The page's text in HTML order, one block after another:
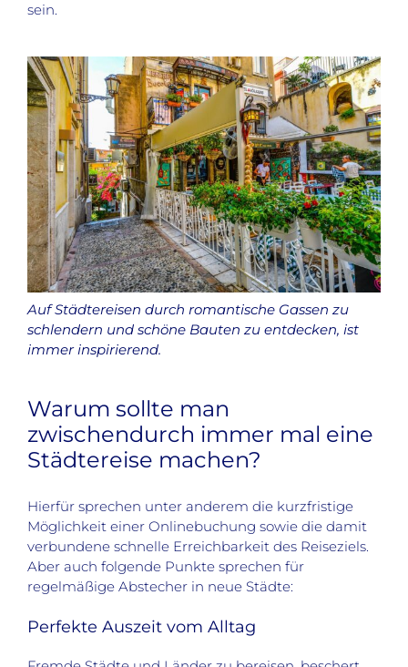
sein.
Auf Städtereisen durch romantische Gassen zu
schlendern und schöne Bauten zu entdecken, ist
immer inspirierend.
Warum sollte man
zwischendurch immer mal eine
Städtereise machen?
Hierfür sprechen unter anderem die kurzfristige
Möglichkeit einer Onlinebuchung sowie die damit
verbundene schnelle Erreichbarkeit des Reiseziels.
Aber auch folgende Punkte sprechen für
regelmäßige Abstecher in neue Städte:
Perfekte Auszeit vom Alltag